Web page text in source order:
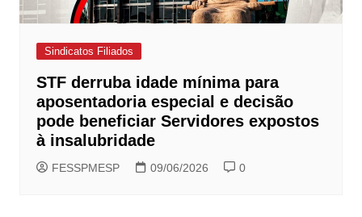
Sindicatos Filiados
STF derruba idade mínima para
aposentadoria especial e decisão
pode beneficiar Servidores expostos
à insalubridade
FESSPMESP 09/06/2026 0